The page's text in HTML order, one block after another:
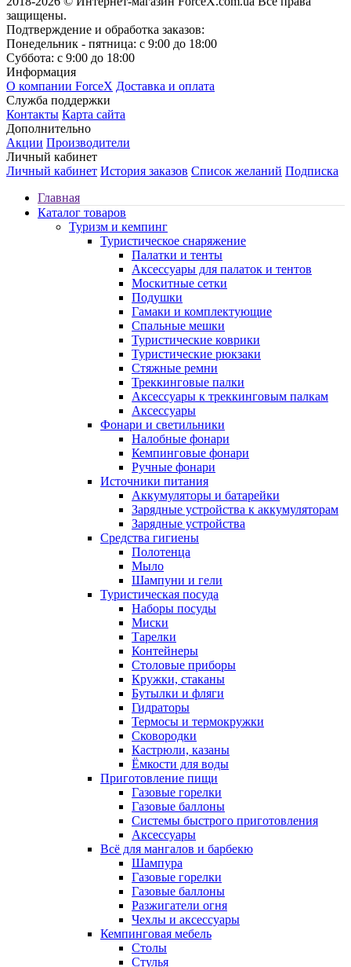
защищены.
Подтверждение и обработка заказов:
Понедельник - пятница: с 9:00 до 18:00
Суббота: с 9:00 до 18:00
Информация
О компании ForceX Доставка и оплата
Служба поддержки
Контакты Карта сайта
Дополнительно
Акции Производители
Личный кабинет
Личный кабинет История заказов Список желаний Подписка
Главная
Каталог товаров
Туризм и кемпинг
Туристическое снаряжение
Палатки и тенты
Аксессуары для палаток и тентов
Москитные сетки
Подушки
Гамаки и комплектующие
Спальные мешки
Туристические коврики
Туристические рюкзаки
Стяжные ремни
Треккинговые палки
Аксессуары к треккинговым палкам
Аксессуары
Фонари и светильники
Налобные фонари
Кемпинговые фонари
Ручные фонари
Источники питания
Аккумуляторы и батарейки
Зарядные устройства к аккумуляторам
Зарядные устройства
Средства гигиены
Полотенца
Мыло
Шампуни и гели
Туристическая посуда
Наборы посуды
Миски
Тарелки
Контейнеры
Столовые приборы
Кружки, стаканы
Бутылки и фляги
Гидраторы
Термосы и термокружки
Сковородки
Кастрюли, казаны
Ёмкости для воды
Приготовление пищи
Газовые горелки
Газовые баллоны
Системы быстрого приготовления
Аксессуары
Всё для мангалов и барбекю
Шампура
Газовые горелки
Газовые баллоны
Разжигатели огня
Чехлы и аксессуары
Кемпинговая мебель
Столы
Стулья